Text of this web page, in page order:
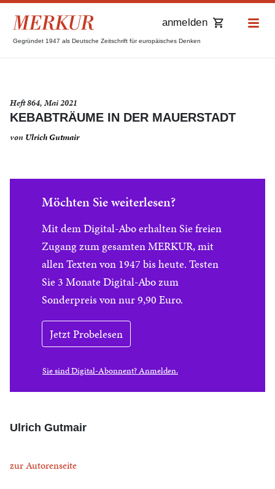
Gegründet 1947 als Deutsche Zeitschrift für europäisches Denken
anmelden
Heft 864, Mai 2021
KEBABTRÄUME IN DER MAUERSTADT
von Ulrich Gutmair
Möchten Sie weiterlesen?
Mit dem Digital-Abo erhalten Sie freien
Zugang zum gesamten MERKUR, mit
allen Texten von 1947 bis heute. Testen
Sie 3 Monate Digital-Abo zum
Sonderpreis von nur 9,90 Euro.
Jetzt Probelesen
Sie sind Digital-Abonnent? Anmelden.
Ulrich Gutmair
zur Autorenseite